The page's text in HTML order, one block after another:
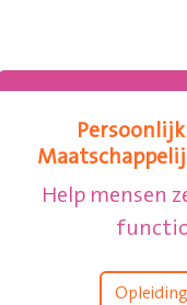
Begeleider
Werk met